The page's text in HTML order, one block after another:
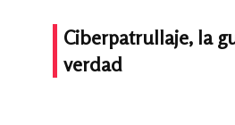
Ciberpatrullaje, la
verdad